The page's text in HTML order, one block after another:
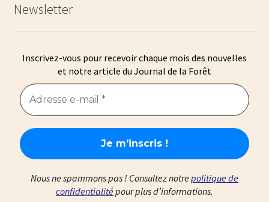
Newsletter
Inscrivez-vous pour recevoir chaque mois des nouvelles
et notre article du Journal de la Forêt
Nous ne spammons pas ! Consultez notrepolitique de
confidentialitépour plus d’informations.